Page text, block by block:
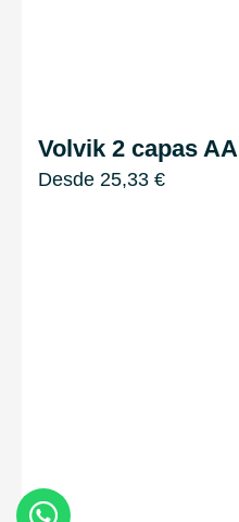
Volvik 2 capas AA
Desde 25,33 €